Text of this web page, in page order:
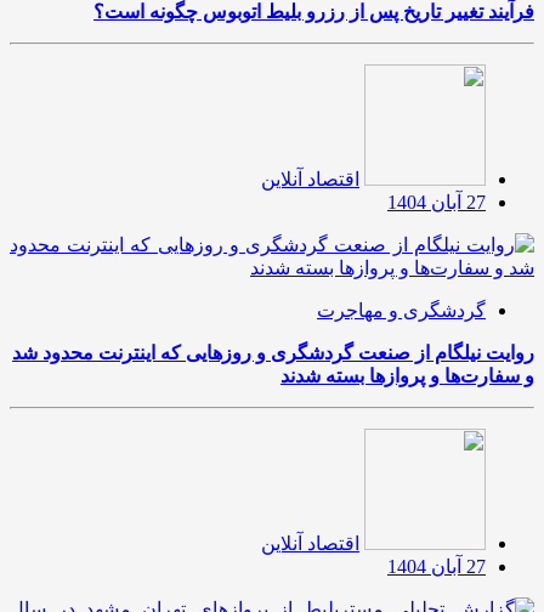
فرآیند تغییر تاریخ پس از رزرو بلیط اتوبوس چگونه است؟
اقتصاد آنلاین
27 آبان 1404
گردشگری و مهاجرت
روایت نیلگام از صنعت گردشگری و روزهایی که اینترنت محدود شد
و سفارت‌ها و پروازها بسته شدند
اقتصاد آنلاین
27 آبان 1404